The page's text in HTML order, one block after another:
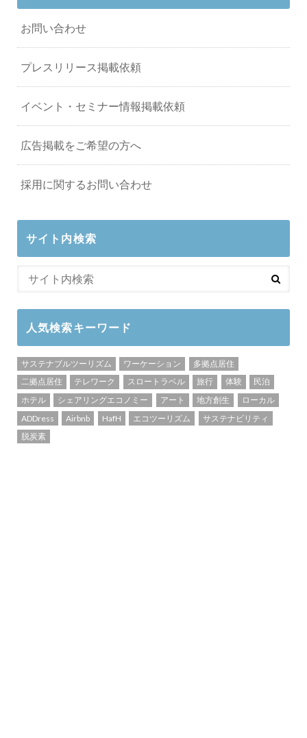
お問い合わせ
プレスリリース掲載依頼
イベント・セミナー情報掲載依頼
広告掲載をご希望の方へ
採用に関するお問い合わせ
サイト内検索
人気検索キーワード
サステナブルツーリズム ワーケーション
多拠点居住
二拠点居住
テレワーク スロートラベル 旅行 体験
民泊
ホテル
シェアリングエコノミー アート 地方創生
ローカル
ADDress
Airbnb HafH エコツーリズム
サステナビリティ
脱炭素